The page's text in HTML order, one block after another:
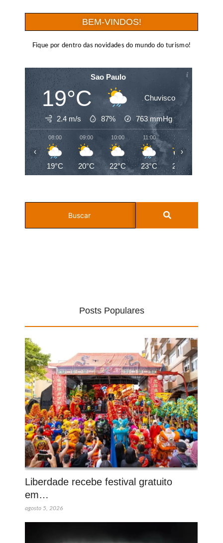
BEM-VINDOS!
Fique por dentro das novidades do mundo do turismo!
Sao Paulo
19°C Chuvisco
2.4 m/s 87% 763mmHg
08:00
19°C
09:00
20°C
10:00
22°C
11:00
23°C
12:00
24°C
‹ ›
Posts Populares
Liberdade recebe festival gratuito
em…
agosto 5, 2026